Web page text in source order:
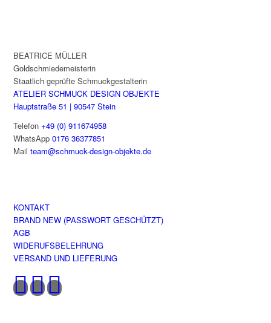
gewählt
werden
BEATRICE MÜLLER
Goldschmiedemeisterin
Staatlich geprüfte Schmuckgestalterin
ATELIER SCHMUCK DESIGN OBJEKTE
Hauptstraße 51 | 90547 Stein
Telefon+49 (0) 911674958
WhatsApp0176 36377851
Mailteam@schmuck-design-objekte.de
KONTAKT
BRAND NEW (PASSWORT GESCHÜTZT)
AGB
WIDERUFSBELEHRUNG
VERSAND UND LIEFERUNG